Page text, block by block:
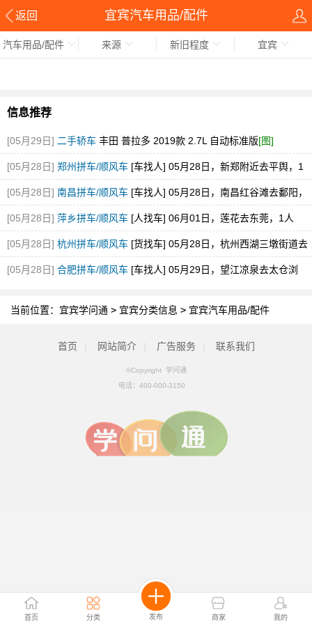
返回 宜宾汽车用品/配件
首页 分类 发布 商家 我的
汽车用品/配件 来源 新旧程度 宜宾
信息推荐
[05月29日] 二手轿车 丰田 普拉多 2019款 2.7L 自动标准版[图]
[05月28日] 郑州拼车/顺风车 [车找人] 05月28日，新郑附近去平舆，1
空位，途经新蔡
[05月28日] 南昌拼车/顺风车 [车找人] 05月28日，南昌红谷滩去鄱阳，
1空位
[05月28日] 萍乡拼车/顺风车 [人找车] 06月01日，莲花去东莞，1人
[05月28日] 杭州拼车/顺风车 [货找车] 05月28日，杭州西湖三墩街道去
砀山县经开区
[05月28日] 合肥拼车/顺风车 [车找人] 05月29日，望江凉泉去太仓浏
当前位置： 宜宾学问通 > 宜宾分类信息 > 宜宾汽车用品/配件
首页 网站简介 广告服务 联系我们
©Copyright 学问通
电话： 400-000-3150